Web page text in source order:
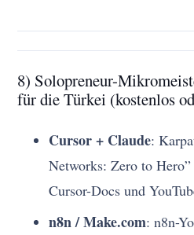
8) Solopreneur-
für die Türkei (kostenlos
Cursor + Claude:
Networks: Zero to
Cursor-Docs und
n8n / Make.com: n8n-